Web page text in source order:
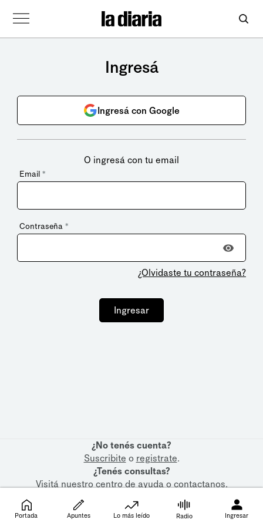
Ingresá
Ingresá con Google
O ingresá con tu email
Email *
Contraseña *
¿Olvidaste tu contraseña?
Ingresar
¿No tenés cuenta?
Suscribite o registrate.
¿Tenés consultas?
Visitá nuestrocentro de ayudaocontactanos.
Portada Apuntes Lo más leído Radio Ingresar